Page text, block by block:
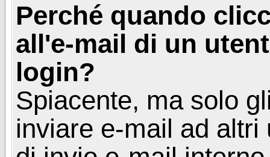
Perché quando
all'e-mail di un
login?
Spiacente, ma solo
inviare e-mail ad